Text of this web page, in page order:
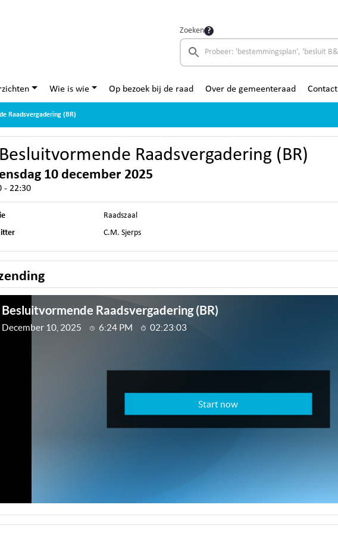
Zoeken
Wie is wie Op bezoek bij de raad Over de gemeenteraad Contact
Raadsvergadering (BR)
Raadsvergadering (BR)
10 december 2025
- 22:30
Raadszaal
C.M. Sjerps